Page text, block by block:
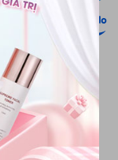
râu
trang điểm